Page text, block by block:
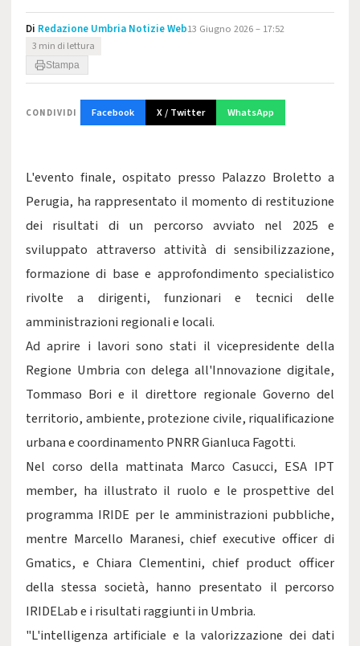
Di Redazione Umbria Notizie Web13 Giugno 2026 – 17:52
3 min di lettura
Stampa
CONDIVIDI Facebook X / Twitter WhatsApp
L'evento finale, ospitato presso Palazzo Broletto a
Perugia, ha rappresentato il momento di restituzione
dei risultati di un percorso avviato nel 2025 e
sviluppato attraverso attività di sensibilizzazione,
formazione di base e approfondimento specialistico
rivolte a dirigenti, funzionari e tecnici delle
amministrazioni regionali e locali.
Ad aprire i lavori sono stati il vicepresidente della
Regione Umbria con delega all'Innovazione digitale,
Tommaso Bori e il direttore regionale Governo del
territorio, ambiente, protezione civile, riqualificazione
urbana e coordinamento PNRR Gianluca Fagotti.
Nel corso della mattinata Marco Casucci, ESA IPT
member, ha illustrato il ruolo e le prospettive del
programma IRIDE per le amministrazioni pubbliche,
mentre Marcello Maranesi, chief executive officer di
Gmatics, e Chiara Clementini, chief product officer
della stessa società, hanno presentato il percorso
IRIDELab e i risultati raggiunti in Umbria.
"L'intelligenza artificiale e la valorizzazione dei dati